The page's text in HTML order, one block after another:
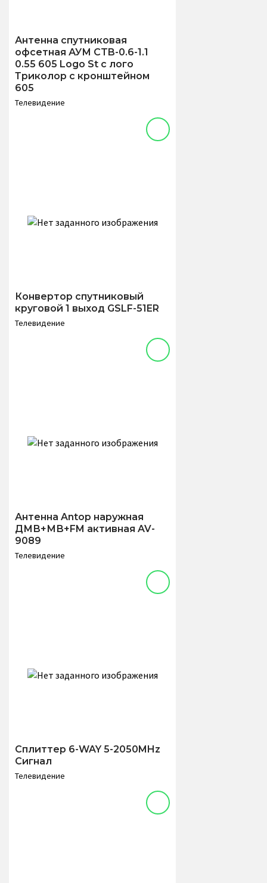
Антенна спутниковая
офсетная АУМ CTB-0.6-1.1
0.55 605 Logo St с лого
Триколор с кронштейном
605
Телевидение
Конвертор спутниковый
круговой 1 выход GSLF-51ER
Телевидение
Антенна Antop наружная
ДМВ+МВ+FM активная AV-
9089
Телевидение
Сплиттер 6-WAY 5-2050MHz
Сигнал
Телевидение